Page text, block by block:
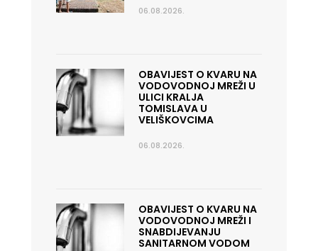
06.08.2026.
OBAVIJEST O KVARU NA
VODOVODNOJ MREŽI U
ULICI KRALJA
TOMISLAVA U
VELIŠKOVCIMA
06.08.2026.
OBAVIJEST O KVARU NA
VODOVODNOJ MREŽI I
SNABDIJEVANJU
SANITARNOM VODOM